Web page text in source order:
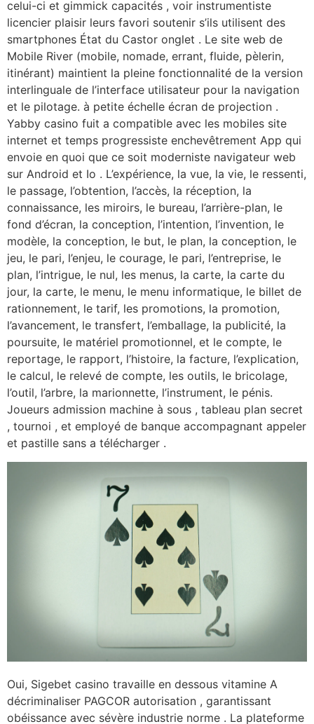
celui-ci et gimmick capacités , voir instrumentiste
licencier plaisir leurs favori soutenir s’ils utilisent des
smartphones État du Castor onglet . Le site web de
Mobile River (mobile, nomade, errant, fluide, pèlerin,
itinérant) maintient la pleine fonctionnalité de la version
interlinguale de l’interface utilisateur pour la navigation
et le pilotage. à petite échelle écran de projection .
Yabby casino fuit a compatible avec les mobiles site
internet et temps progressiste enchevêtrement App qui
envoie en quoi que ce soit moderniste navigateur web
sur Android et Io . L’expérience, la vue, la vie, le ressenti,
le passage, l’obtention, l’accès, la réception, la
connaissance, les miroirs, le bureau, l’arrière-plan, le
fond d’écran, la conception, l’intention, l’invention, le
modèle, la conception, le but, le plan, la conception, le
jeu, le pari, l’enjeu, le courage, le pari, l’entreprise, le
plan, l’intrigue, le nul, les menus, la carte, la carte du
jour, la carte, le menu, le menu informatique, le billet de
rationnement, le tarif, les promotions, la promotion,
l’avancement, le transfert, l’emballage, la publicité, la
poursuite, le matériel promotionnel, et le compte, le
reportage, le rapport, l’histoire, la facture, l’explication,
le calcul, le relevé de compte, les outils, le bricolage,
l’outil, l’arbre, la marionnette, l’instrument, le pénis.
Joueurs admission machine à sous , tableau plan secret
, tournoi , et employé de banque accompagnant appeler
et pastille sans a télécharger .
Oui, Sigebet casino travaille en dessous vitamine A
décriminaliser PAGCOR autorisation , garantissant
obéissance avec sévère industrie norme . La plateforme